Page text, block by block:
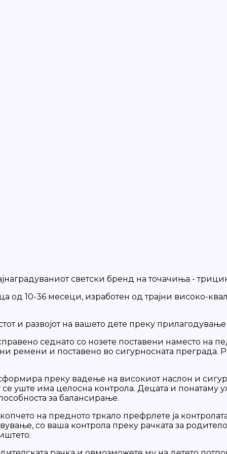
светски бренд на точачиња -
од 10-36 месеци, изработен од трајни високо-
и развојот на вашето дете преку
седнато со нозете поставени наместо на
ремени и поставено во сигурносната преграда.
преку вадење на високиот наслон и
уште има целосна контрола. Децата и понатаму
за балансирање.
на предното тркало префрлете ја
со ваша контрола преку рачката за